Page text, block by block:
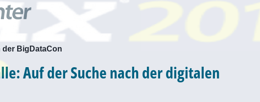
der BigDataCon
Auf der Suche nach der digitalen